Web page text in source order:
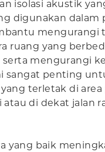
isolasi akustik
digunakan dalam
mengurangi
ruang yang
serta mengurangi
sangat penting
terletak di
atau di dekat jalan
yang baik